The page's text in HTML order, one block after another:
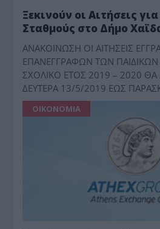
Ξεκινούν οι Αιτήσεις
Σταθμούς στο Δήμο
ΑΝΑΚΟΙΝΩΣΗ ΟΙ ΑΙΤΗΣΕΙΣ
ΕΠΑΝΕΓΓΡΑΦΩΝ ΤΩΝ
ΣΧΟΛΙΚΟ ΕΤΟΣ 2019 – 2020
ΔΕΥΤΕΡΑ 13/5/2019 ΕΩΣ
ΟΙΚΟΝΟΜΙΑ